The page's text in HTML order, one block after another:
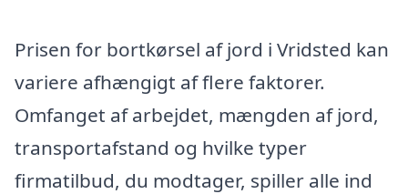
Prisen for bortkørsel af jord i Vridsted kan
variere afhængigt af flere faktorer.
Omfanget af arbejdet, mængden af jord,
transportafstand og hvilke typer
firmatilbud, du modtager, spiller alle ind